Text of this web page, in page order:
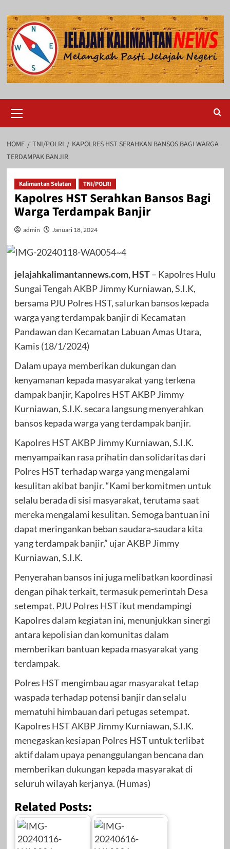
to
content
Menu
HOME TNI/POLRI
KAPOLRES HST SERAHKAN BANSOS BAGI WARGA
TERDAMPAK BANJIR
Kalimantan Selatan TNI/POLRI
Kapolres HST Serahkan Bansos Bagi
Warga Terdampak Banjir
admin Januari 18, 2024
jelajahkalimantannews.com, HST– Kapolres Hulu
Sungai Tengah AKBP Jimmy Kurniawan, S.I.K,
bersama PJU Polres HST, salurkan bansos kepada
warga yang terdampak banjir di Kecamatan
Pandawan dan Kecamatan Labuan Amas Utara,
Kamis (18/1/2024)
Dalam upaya memberikan dukungan dan
kenyamanan kepada masyarakat yang terkena
dampak banjir, Kapolres HST AKBP Jimmy
Kurniawan, S.I.K. secara langsung menyerahkan
bansos kepada warga yang terdampak banjir.
Kapolres HST AKBP Jimmy Kurniawan, S.I.K.
menyampaikan rasa prihatin dan solidaritas dari
Polres HST terhadap warga yang mengalami
kesulitan akibat banjir. “Kami berkomitmen untuk
selalu berada di sisi masyarakat, terutama saat
mereka mengalami kesulitan. Semoga bantuan ini
dapat meringankan beban saudara-saudara kita
yang terdampak banjir,” ujar AKBP Jimmy
Kurniawan, S.I.K.
Penyerahan bansos ini juga melibatkan koordinasi
dengan pihak terkait, termasuk pemerintah Desa
setempat. PJU Polres HST ikut mendampingi
Kapolres dalam kegiatan ini, menunjukkan sinergi
antara kepolisian dan komunitas dalam
memberikan bantuan kepada masyarakat yang
terdampak.
Polres HST mengimbau agar masyarakat tetap
waspada terhadap potensi banjir dan selalu
mematuhi himbauan dari petugas setempat.
Kapolres HST AKBP Jimmy Kurniawan, S.I.K.
menegaskan kesiapan Polres HST untuk terlibat
aktif dalam upaya penanggulangan bencana dan
memberikan dukungan kepada masyarakat di
seluruh wilayah kerjanya. (Humas)
Related Posts: